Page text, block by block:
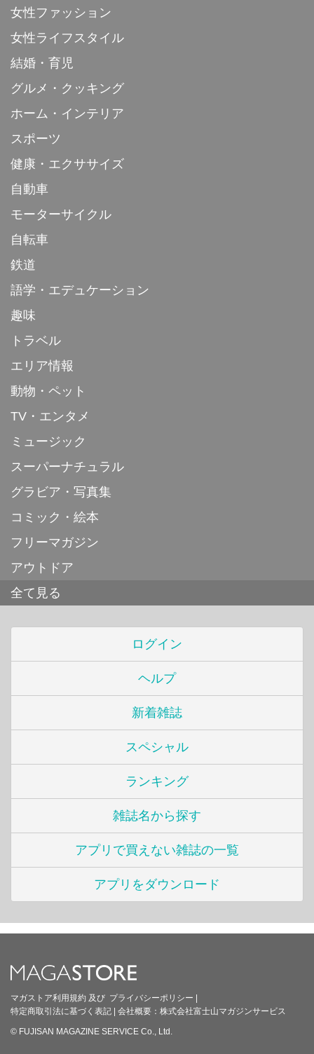
女性ファッション
女性ライフスタイル
結婚・育児
グルメ・クッキング
ホーム・インテリア
スポーツ
健康・エクササイズ
自動車
モーターサイクル
自転車
鉄道
語学・エデュケーション
趣味
トラベル
エリア情報
動物・ペット
TV・エンタメ
ミュージック
スーパーナチュラル
グラビア・写真集
コミック・絵本
フリーマガジン
アウトドア
全て見る
ログイン
ヘルプ
新着雑誌
スペシャル
ランキング
雑誌名から探す
アプリで買えない雑誌の一覧
アプリをダウンロード
マガストア利用規約 及び プライバシーポリシー
特定商取引法に基づく表記
会社概要： 株式会社富士山マガジンサービス
© FUJISAN MAGAZINE SERVICE Co., Ltd.